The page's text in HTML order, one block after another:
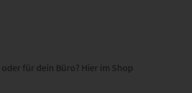
oder für dein Büro? Hier im Shop